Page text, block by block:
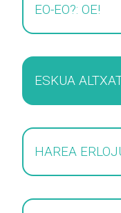
EO-EO?: OE!
ESKUA
HAREA